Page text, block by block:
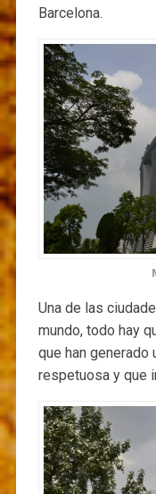
Barcelona.
Una de las
mundo, todo hay
que han generado
respetuosa y que